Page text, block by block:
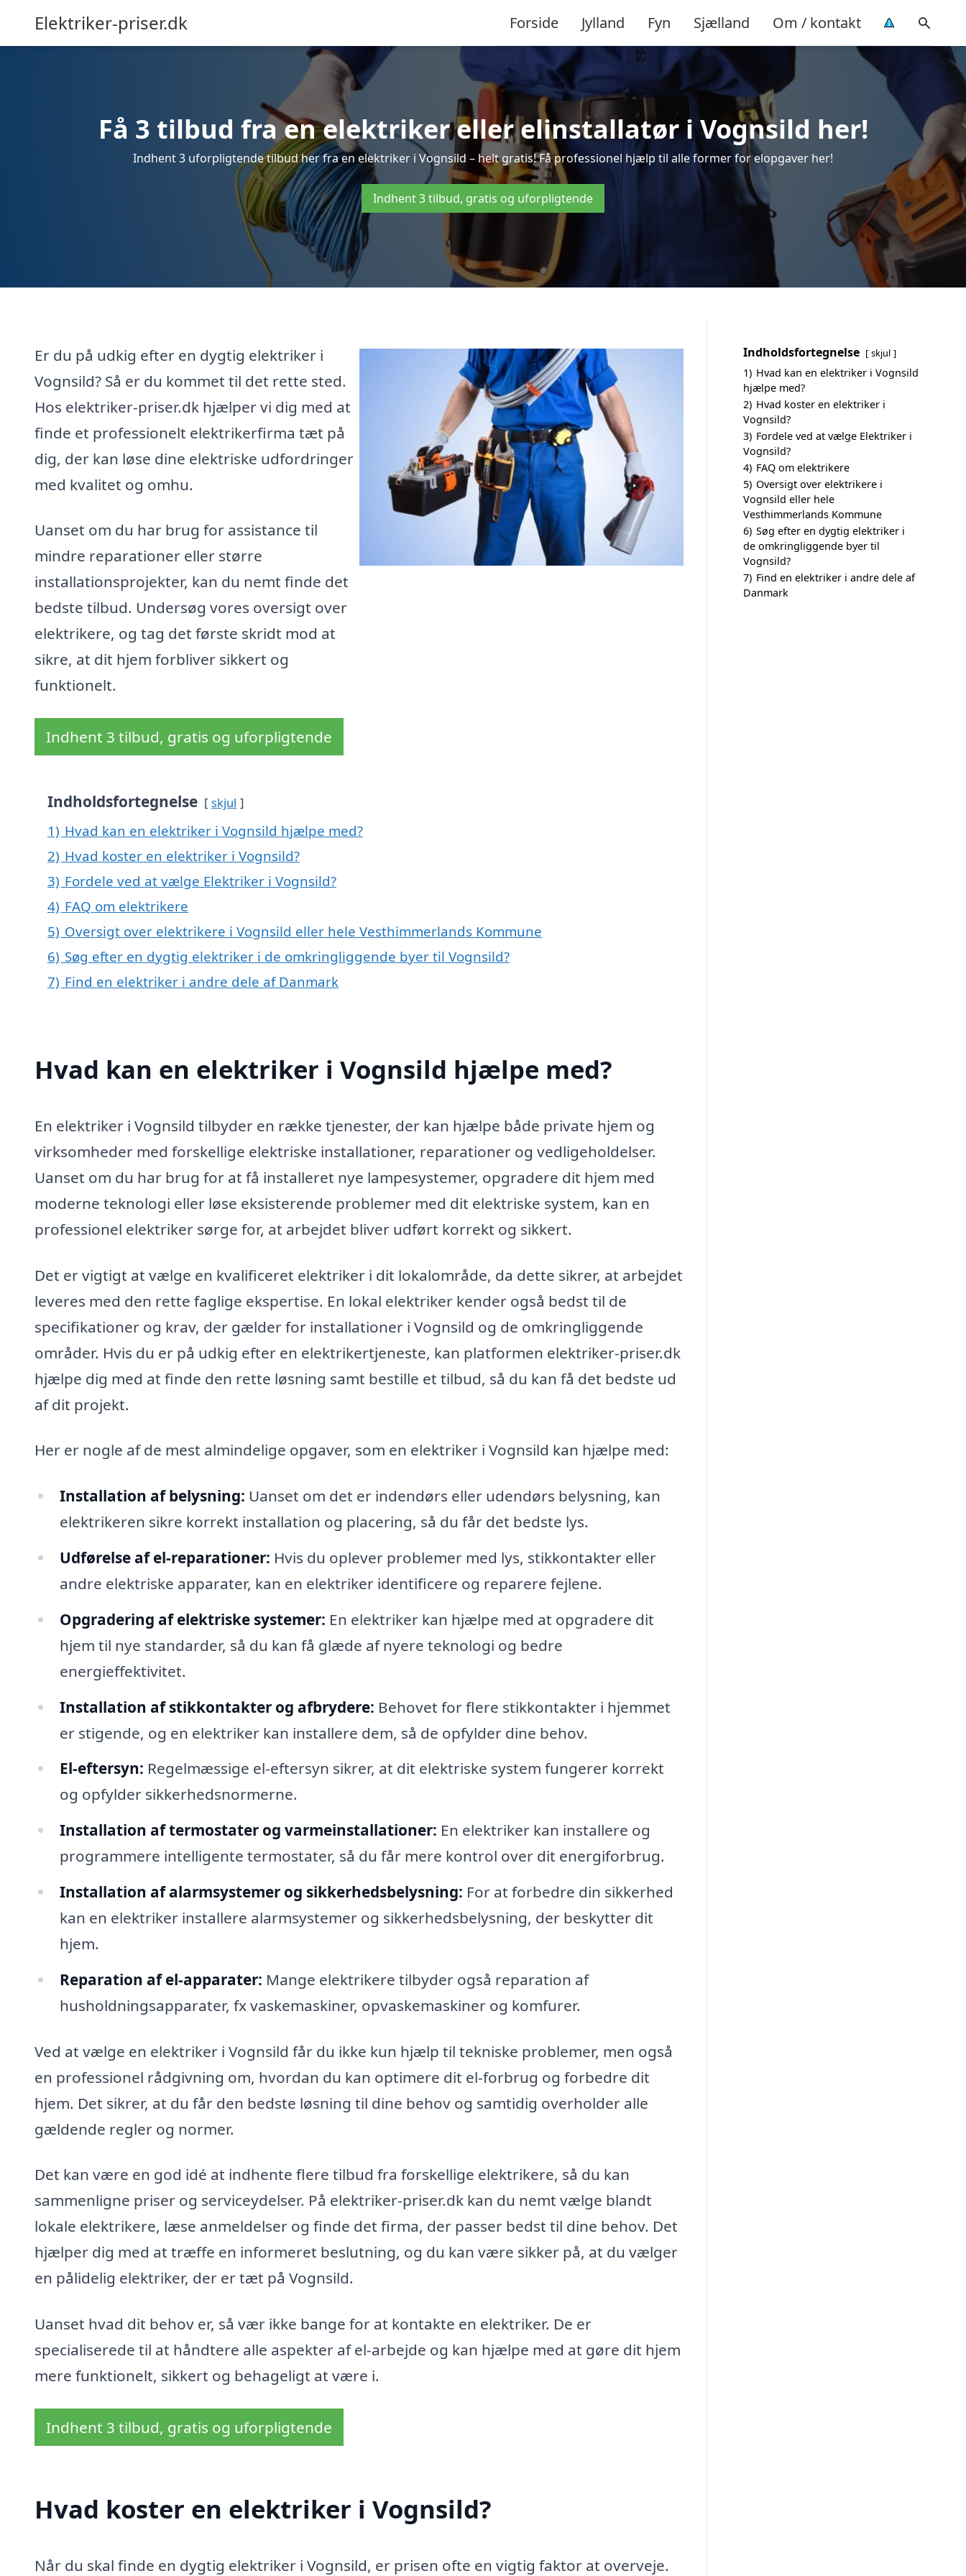
Elektriker-priser.dk Forside Jylland Fyn Sjælland Om / kontakt
Få 3 tilbud fra en elektriker eller elinstallatør i Vognsild her!
Indhent 3 uforpligtende tilbud her fra en elektriker i Vognsild – helt gratis! Få professionel hjælp til alle former for elopgaver her!
Indhent 3 tilbud, gratis og uforpligtende
Er du på udkig efter en dygtig elektriker i
Vognsild? Så er du kommet til det rette sted.
Hos elektriker-priser.dk hjælper vi dig med at
finde et professionelt elektrikerfirma tæt på
dig, der kan løse dine elektriske udfordringer
med kvalitet og omhu.
Uanset om du har brug for assistance til
mindre reparationer eller større
installationsprojekter, kan du nemt finde det
bedste tilbud. Undersøg vores oversigt over
elektrikere, og tag det første skridt mod at
sikre, at dit hjem forbliver sikkert og
funktionelt.
Indhent 3 tilbud, gratis og uforpligtende
Indholdsfortegnelse skjul
1) Hvad kan en elektriker i Vognsild hjælpe med?
2) Hvad koster en elektriker i Vognsild?
3) Fordele ved at vælge Elektriker i Vognsild?
4) FAQ om elektrikere
5) Oversigt over elektrikere i Vognsild eller hele Vesthimmerlands Kommune
6) Søg efter en dygtig elektriker i de omkringliggende byer til Vognsild?
7) Find en elektriker i andre dele af Danmark
Hvad kan en elektriker i Vognsild hjælpe med?
En elektriker i Vognsild tilbyder en række tjenester, der kan hjælpe både private hjem og
virksomheder med forskellige elektriske installationer, reparationer og vedligeholdelser.
Uanset om du har brug for at få installeret nye lampesystemer, opgradere dit hjem med
moderne teknologi eller løse eksisterende problemer med dit elektriske system, kan en
professionel elektriker sørge for, at arbejdet bliver udført korrekt og sikkert.
Det er vigtigt at vælge en kvalificeret elektriker i dit lokalområde, da dette sikrer, at arbejdet
leveres med den rette faglige ekspertise. En lokal elektriker kender også bedst til de
specifikationer og krav, der gælder for installationer i Vognsild og de omkringliggende
områder. Hvis du er på udkig efter en elektrikertjeneste, kan platformen elektriker-priser.dk
hjælpe dig med at finde den rette løsning samt bestille et tilbud, så du kan få det bedste ud
af dit projekt.
Her er nogle af de mest almindelige opgaver, som en elektriker i Vognsild kan hjælpe med:
Installation af belysning: Uanset om det er indendørs eller udendørs belysning, kan
elektrikeren sikre korrekt installation og placering, så du får det bedste lys.
Udførelse af el-reparationer: Hvis du oplever problemer med lys, stikkontakter eller
andre elektriske apparater, kan en elektriker identificere og reparere fejlene.
Opgradering af elektriske systemer: En elektriker kan hjælpe med at opgradere dit
hjem til nye standarder, så du kan få glæde af nyere teknologi og bedre
energieffektivitet.
Installation af stikkontakter og afbrydere: Behovet for flere stikkontakter i hjemmet
er stigende, og en elektriker kan installere dem, så de opfylder dine behov.
El-eftersyn: Regelmæssige el-eftersyn sikrer, at dit elektriske system fungerer korrekt
og opfylder sikkerhedsnormerne.
Installation af termostater og varmeinstallationer: En elektriker kan installere og
programmere intelligente termostater, så du får mere kontrol over dit energiforbrug.
Installation af alarmsystemer og sikkerhedsbelysning: For at forbedre din sikkerhed
kan en elektriker installere alarmsystemer og sikkerhedsbelysning, der beskytter dit
hjem.
Reparation af el-apparater: Mange elektrikere tilbyder også reparation af
husholdningsapparater, fx vaskemaskiner, opvaskemaskiner og komfurer.
Ved at vælge en elektriker i Vognsild får du ikke kun hjælp til tekniske problemer, men også
en professionel rådgivning om, hvordan du kan optimere dit el-forbrug og forbedre dit
hjem. Det sikrer, at du får den bedste løsning til dine behov og samtidig overholder alle
gældende regler og normer.
Det kan være en god idé at indhente flere tilbud fra forskellige elektrikere, så du kan
sammenligne priser og serviceydelser. På elektriker-priser.dk kan du nemt vælge blandt
lokale elektrikere, læse anmeldelser og finde det firma, der passer bedst til dine behov. Det
hjælper dig med at træffe en informeret beslutning, og du kan være sikker på, at du vælger
en pålidelig elektriker, der er tæt på Vognsild.
Uanset hvad dit behov er, så vær ikke bange for at kontakte en elektriker. De er
specialiserede til at håndtere alle aspekter af el-arbejde og kan hjælpe med at gøre dit hjem
mere funktionelt, sikkert og behageligt at være i.
Indhent 3 tilbud, gratis og uforpligtende
Hvad koster en elektriker i Vognsild?
Når du skal finde en dygtig elektriker i Vognsild, er prisen ofte en vigtig faktor at overveje.
Indholdsfortegnelse skjul
1) Hvad kan en elektriker i Vognsild
hjælpe med?
2) Hvad koster en elektriker i
Vognsild?
3) Fordele ved at vælge Elektriker i
Vognsild?
4) FAQ om elektrikere
5) Oversigt over elektrikere i
Vognsild eller hele
Vesthimmerlands Kommune
6) Søg efter en dygtig elektriker i
de omkringliggende byer til
Vognsild?
7) Find en elektriker i andre dele af
Danmark